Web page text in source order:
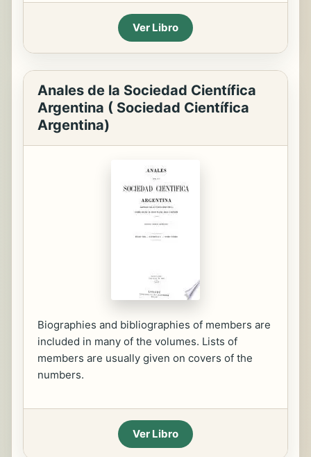
Ver Libro
Anales de la Sociedad Científica
Argentina ( Sociedad Científica
Argentina)
Biographies and bibliographies of members are
included in many of the volumes. Lists of
members are usually given on covers of the
numbers.
Ver Libro